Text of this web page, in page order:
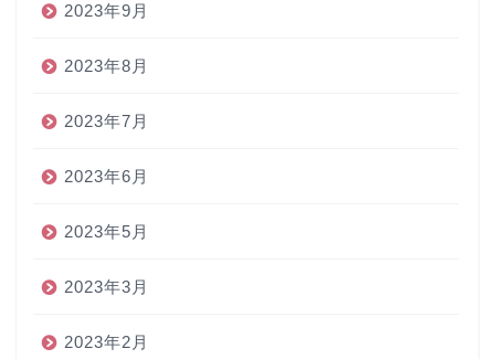
2023年9月
2023年8月
2023年7月
2023年6月
2023年5月
2023年3月
2023年2月